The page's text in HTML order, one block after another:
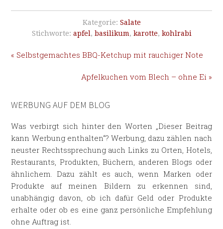
Kategorie: Salate
Stichworte: apfel , basilikum, karotte, kohlrabi
« Selbstgemachtes BBQ-Ketchup mit rauchiger Note
Apfelkuchen vom Blech – ohne Ei »
WERBUNG AUF DEM BLOG
Was verbirgt sich hinter den Worten „Dieser Beitrag
kann Werbung enthalten“? Werbung, dazu zählen nach
neuster Rechtssprechung auch Links zu Orten, Hotels,
Restaurants, Produkten, Büchern, anderen Blogs oder
ähnlichem. Dazu zählt es auch, wenn Marken oder
Produkte auf meinen Bildern zu erkennen sind,
unabhängig davon, ob ich dafür Geld oder Produkte
erhalte oder ob es eine ganz persönliche Empfehlung
ohne Auftrag ist.